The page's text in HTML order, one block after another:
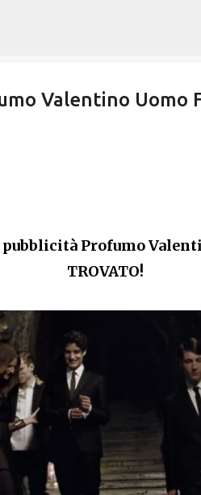
Valentino Uomo
Profumo
TROVATO!